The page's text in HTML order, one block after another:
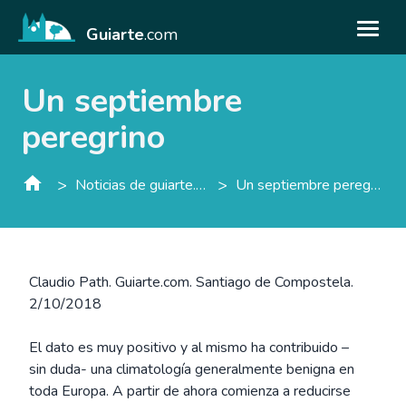
Guiarte.com
Un septiembre
peregrino
> Noticias de guiarte.con > Un septiembre peregrino
Claudio Path. Guiarte.com. Santiago de Compostela.
2/10/2018
El dato es muy positivo y al mismo ha contribuido –
sin duda- una climatología generalmente benigna en
toda Europa. A partir de ahora comienza a reducirse